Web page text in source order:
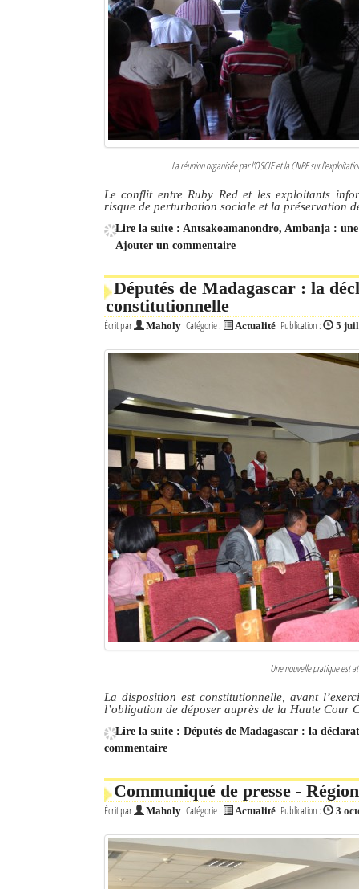
La réunion organisée par l'OSCIE et la CNPE sur
Le conflit entre Ruby Red et les exploitants
risque de perturbation sociale et la préservation
Lire la suite : Antsakoamanondro, Ambanja :
Ajouter un commentaire
Députés de Madagascar : la
constitutionnelle
Écrit par Maholy Catégorie : Actualité Publication : 5
Une nouvelle pratique est
La disposition est constitutionnelle, avant
l’obligation de déposer auprès de la Haute
Lire la suite : Députés de Madagascar : la
commentaire
Communiqué de presse -
Écrit par Maholy Catégorie : Actualité Publication : 3